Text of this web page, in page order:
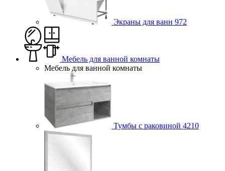
Экраны для ванн 972
Мебель для ванной комнаты
Мебель для ванной комнаты
Тумбы с раковиной 4210